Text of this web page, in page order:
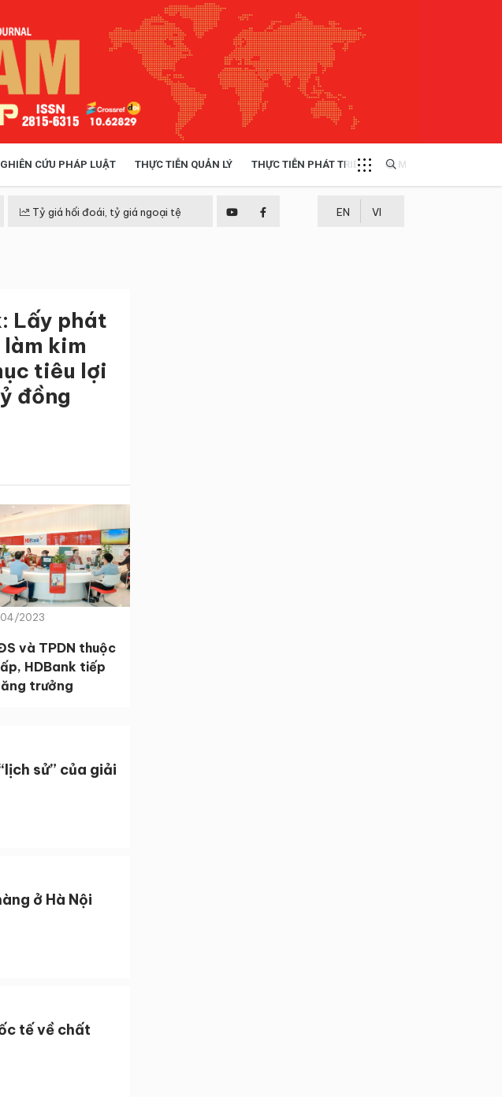
CỨU PHÁP LUẬT THỰC TIỄN QUẢN LÝ THỰC TIỄN PHÁT TRIỂN MULTIMEDIA
Tỷ giá hối đoái, tỷ giá ngoại tệ EN VI
Lấy phát
kim
tiêu lợi
đồng
2023
và TPDN thuộc
HDBank tiếp
trưởng
sử” của giải
ở Hà Nội
tế về chất